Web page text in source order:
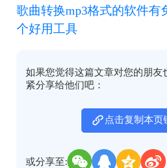
歌曲转换mp3格式的软件有
个好用工具
如果您觉得这篇文章对您的朋友
紧分享给他们吧：
点击复制本页
或分享至: